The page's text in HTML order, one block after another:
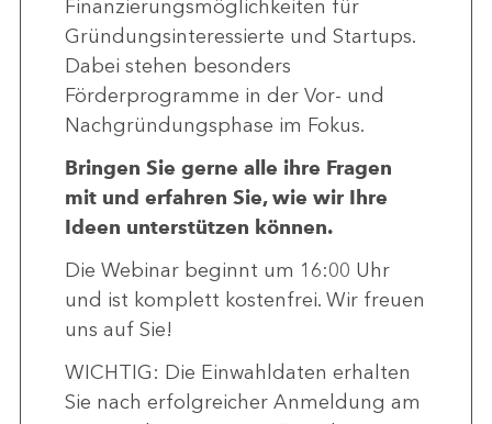
Finanzierungsmöglichkeiten für
Gründungsinteressierte und Startups.
Dabei stehen besonders
Förderprogramme in der Vor- und
Nachgründungsphase im Fokus.
Bringen Sie gerne alle ihre Fragen
mit und erfahren Sie, wie wir Ihre
Ideen unterstützen können.
Die Webinar beginnt um 16:00 Uhr
und ist komplett kostenfrei. Wir freuen
uns auf Sie!
WICHTIG: Die Einwahldaten erhalten
Sie nach erfolgreicher Anmeldung am